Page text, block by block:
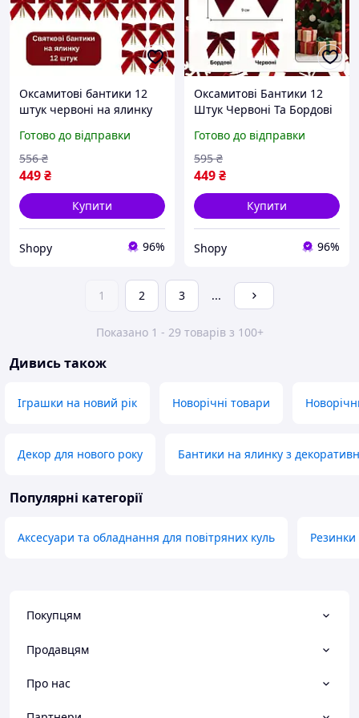
Оксамитові бантики 12
штук червоні на ялинку
9 на 8 см Shopy
Готово до відправки
449₴
556 ₴
Купити
Shopy 96%
Оксамитові Бантики 12
Штук Червоні Та Бордові
На Ялинку 9 На 7 См
Shopy
Готово до відправки
449₴
595 ₴
Купити
Shopy 96%
1 2 3 ...
Показано 1 - 29 товарів з 100+
Дивись також
Іграшки на новий рік Новорічні товари
Декор для нового року Бантики на ялинку з
Популярні категорії
Аксесуари та обладнання для повітряних куль Резинки
Покупцям
Продавцям
Про нас